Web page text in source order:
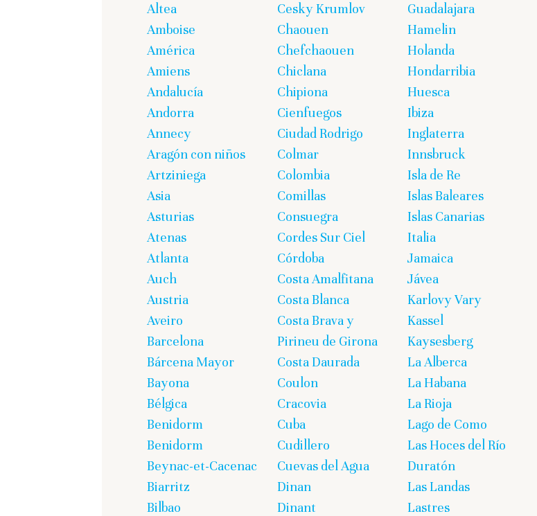
Altea
Amboise
América
Amiens
Andalucía
Andorra
Annecy
Aragón con niños
Artziniega
Asia
Asturias
Atenas
Atlanta
Auch
Austria
Aveiro
Barcelona
Bárcena Mayor
Bayona
Bélgica
Benidorm
Benidorm
Beynac-et-Cacenac
Biarritz
Bilbao
Cesky Krumlov
Chaouen
Chefchaouen
Chiclana
Chipiona
Cienfuegos
Ciudad Rodrigo
Colmar
Colombia
Comillas
Consuegra
Cordes Sur Ciel
Córdoba
Costa Amalfitana
Costa Blanca
Costa Brava y
Pirineu de Girona
Costa Daurada
Coulon
Cracovia
Cuba
Cudillero
Cuevas del Agua
Dinan
Dinant
Guadalajara
Hamelin
Holanda
Hondarribia
Huesca
Ibiza
Inglaterra
Innsbruck
Isla de Re
Islas Baleares
Islas Canarias
Italia
Jamaica
Jávea
Karlovy Vary
Kassel
Kaysesberg
La Alberca
La Habana
La Rioja
Lago de Como
Las Hoces del Río
Duratón
Las Landas
Lastres